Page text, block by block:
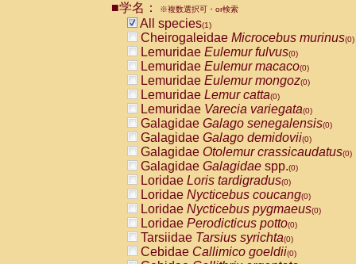
CebidaeCebus nigrivittatus
CebidaeCebus
CebidaeSaimiri boliviensis(0)
CebidaeSaimiri sciureus(0)
AtelidaeAlouatta caraya(0)
AtelidaeAlouatta fusca(0)
AtelidaeAlouatta seniculus
AtelidaeAlouattaspp.(0)
AtelidaeAteles belzebuth(0)
AtelidaeAteles geoffroyi(0)
AtelidaeAteles paniscus(0)
AtelidaeAtelesspp.(0)
Atelidae Lagothrix lagothricha
AtelidaeLagothrix lagothricha cana
PitheciidaeCacajao calvus
PitheciidaeCallicebus cupreus
PitheciidaeCallicebus donacophilus
PitheciidaeCallicebus moloch
■学名： ※複数選択可・or検索
All species(1)
Cheirogaleidae Microcebus murinus(0)
Lemuridae Eulemur fulvus(0)
Lemuridae Eulemur macaco(0)
Lemuridae Eulemur mongoz(0)
Lemuridae Lemur catta(0)
Lemuridae Varecia variegata(0)
Galagidae Galago senegalensis(0)
Galagidae Galago demidovii(0)
Galagidae Otolemur crassicaudatus(0)
Galagidae Galagidae spp.(0)
Loridae Loris tardigradus(0)
Loridae Nycticebus coucang(0)
Loridae Nycticebus pygmaeus(0)
Loridae Perodicticus potto(0)
Tarsiidae Tarsius syrichta(0)
Cebidae Callimico goeldii(0)